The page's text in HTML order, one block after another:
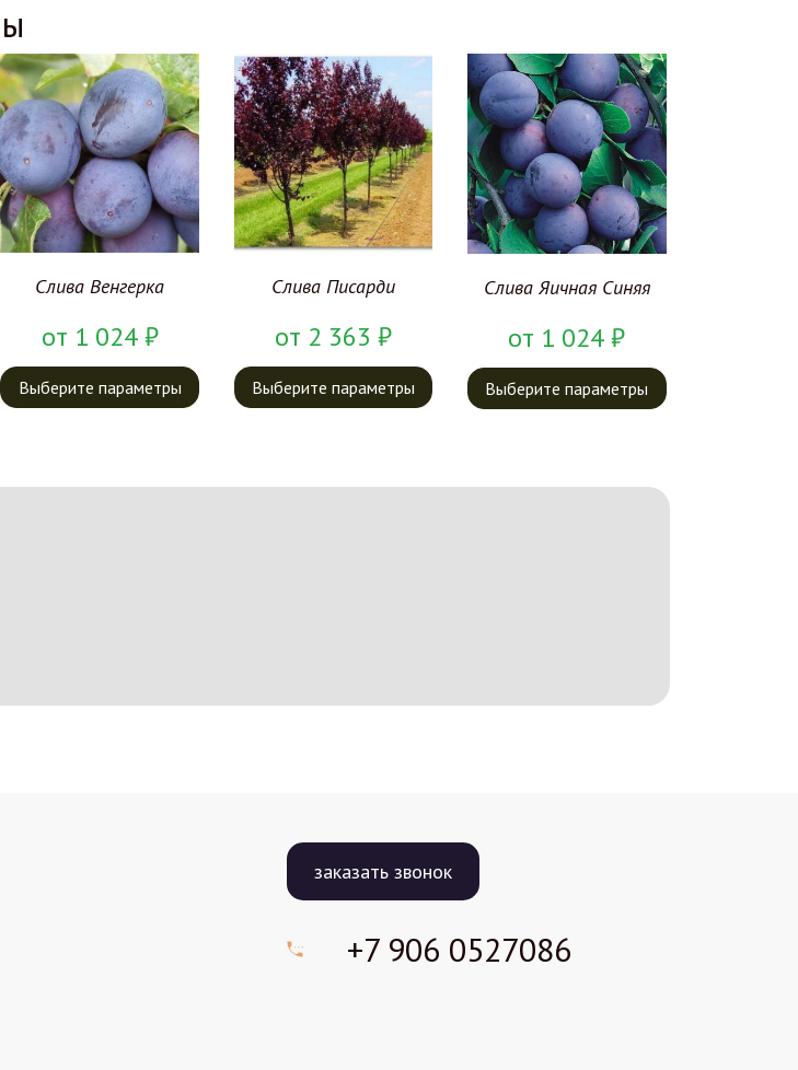
Слива Венгерка
от 1 024₽
Выберите параметры
Слива Писарди
от 2 363 ₽
Выберите параметры
Слива Яичная Синяя
от 1 024₽
Выберите параметры
заказать звонок
+7 906 0527086